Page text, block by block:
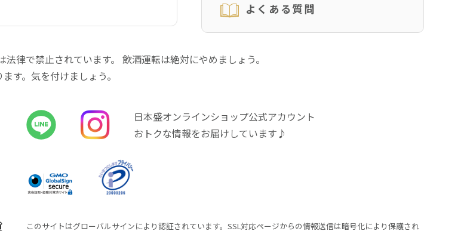
よくある質問
律で禁止されています。 飲酒運転は絶対にやめましょう。
す。気を付けましょう。
日本盛オンラインショップ公式アカウント
おトクな情報をお届けしています♪
このサイトはグローバルサインにより認証されています。SSL対応ページからの情報送信は暗号化により保護され